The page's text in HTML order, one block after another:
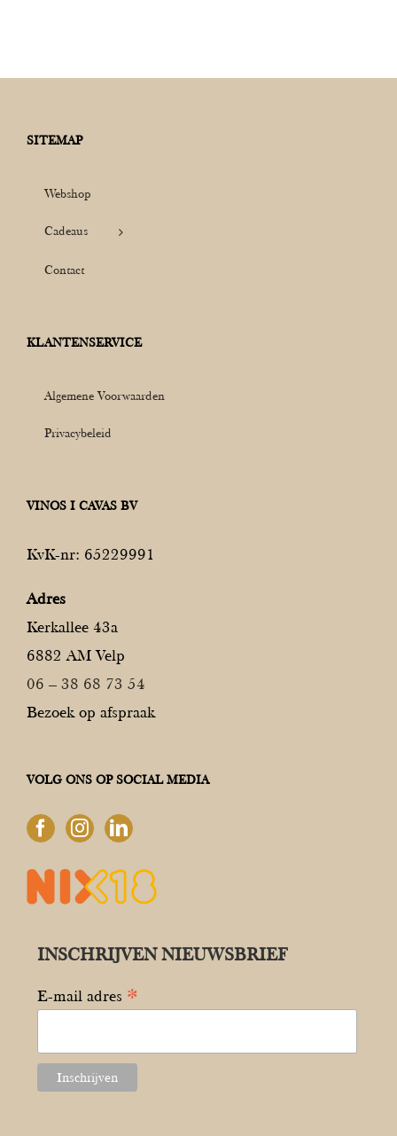
SITEMAP
Webshop
Cadeaus
Contact
KLANTENSERVICE
Algemene Voorwaarden
Privacybeleid
VINOS I CAVAS BV
KvK-nr: 65229991
Adres
Kerkallee 43a
6882 AM Velp
06 – 38 68 73 54
Bezoek op afspraak
VOLG ONS OP SOCIAL MEDIA
INSCHRIJVEN NIEUWSBRIEF
E-mail adres *